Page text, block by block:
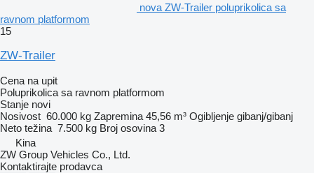
nova ZW-Trailer poluprikolica sa
ravnom platformom
15
ZW-Trailer
Cena na upit
Poluprikolica sa ravnom platformom
Stanje novi
Nosivost 60.000 kg Zapremina 45,56 m³ Ogibljenje gibanj/gibanj
Neto težina 7.500 kg Broj osovina 3
Kina
ZW Group Vehicles Co., Ltd.
Kontaktirajte prodavca